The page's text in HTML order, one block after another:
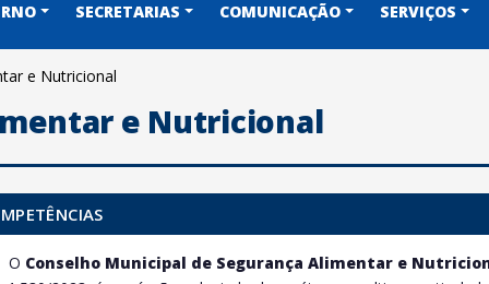
SECRETARIAS COMUNICAÇÃO SERVIÇOS
e Nutricional
e Nutricional
O Conselho Municipal de Segurança Alimentar e